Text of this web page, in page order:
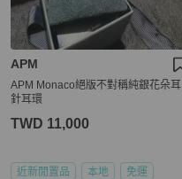
APM
APM Monaco絕版不對稱純銀花朵耳
針耳環
TWD 11,000
近新閒置品 本地 免運